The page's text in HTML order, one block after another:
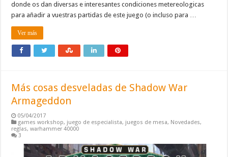
donde os dan diversas e interesantes condiciones metereologicas
para añadir a vuestras partidas de este juego (o incluso para …
Ver más
Más cosas desveladas de Shadow War
Armageddon
05/04/2017
games workshop, juego de especialista, juegos de mesa, Novedades,
reglas,warhammer 40000
3